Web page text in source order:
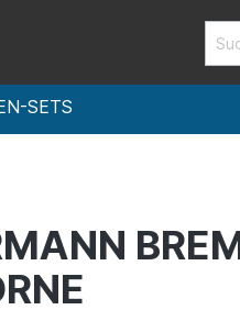
SETS